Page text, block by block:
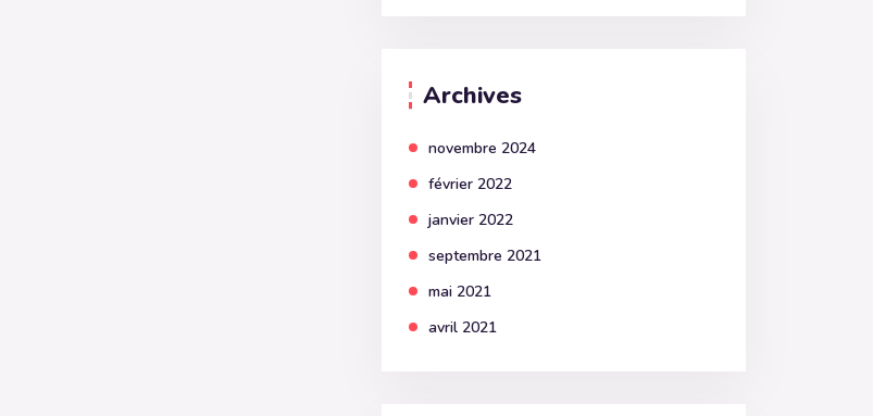
Archives
novembre 2024
février 2022
janvier 2022
septembre 2021
mai 2021
avril 2021